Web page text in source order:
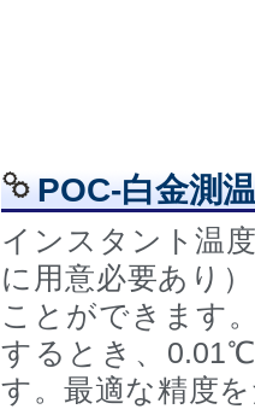
POC-白金測
インスタント温
に用意必要あり
ことができます
するとき、
す。最適な精度